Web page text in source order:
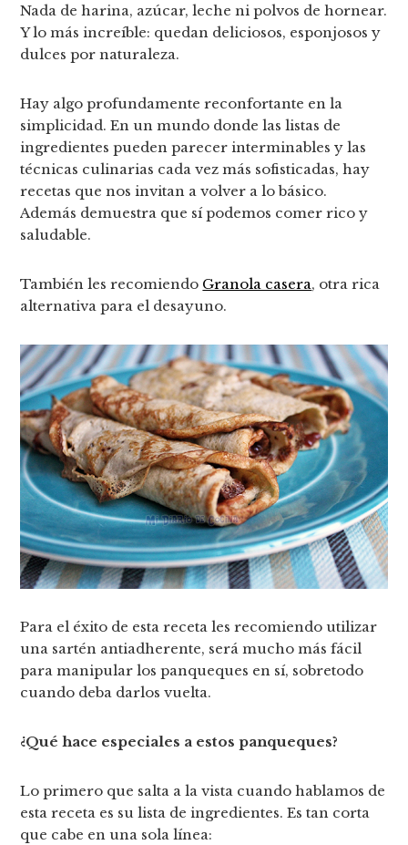
Nada de harina, azúcar, leche ni polvos de hornear.
Y lo más increíble: quedan deliciosos, esponjosos y
dulces por naturaleza.
Hay algo profundamente reconfortante en la
simplicidad. En un mundo donde las listas de
ingredientes pueden parecer interminables y las
técnicas culinarias cada vez más sofisticadas, hay
recetas que nos invitan a volver a lo básico.
Además demuestra que sí podemos comer rico y
saludable.
También les recomiendo Granola casera, otra rica
alternativa para el desayuno.
Para el éxito de esta receta les recomiendo utilizar
una sartén antiadherente, será mucho más fácil
para manipular los panqueques en sí, sobretodo
cuando deba darlos vuelta.
¿Qué hace especiales a estos panqueques?
Lo primero que salta a la vista cuando hablamos de
esta receta es su lista de ingredientes. Es tan corta
que cabe en una sola línea: